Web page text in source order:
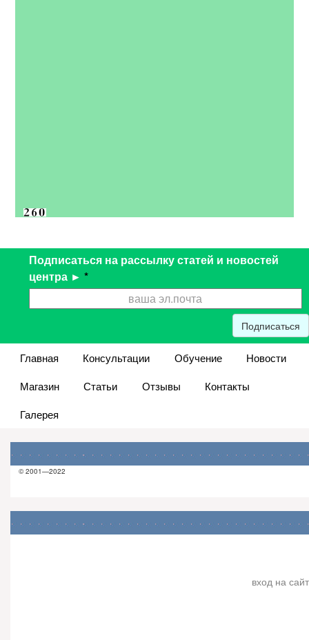
Подписаться на рассылку статей и новостей
центра ► *
Подписаться
Главная Консультации Обучение
Новости
Магазин
Статьи Отзывы
Контакты
Галерея
© 2001—2022
вход на сайт